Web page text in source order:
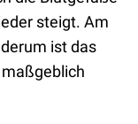
steigt. Am
ist das